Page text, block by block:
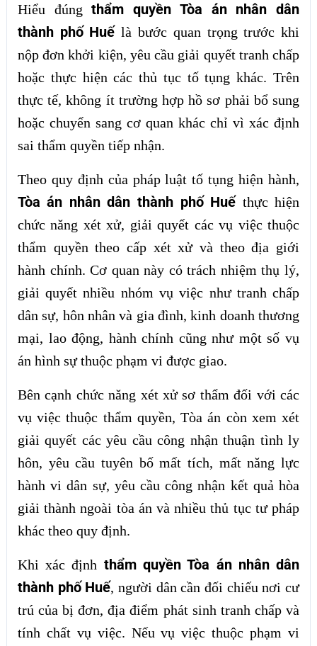
Hiểu đúngthẩm quyền Tòa án nhân dân
thành phố Huế là bước quan trọng trước khi
nộp đơn khởi kiện, yêu cầu giải quyết tranh chấp
hoặc thực hiện các thủ tục tố tụng khác. Trên
thực tế, không ít trường hợp hồ sơ phải bổ sung
hoặc chuyển sang cơ quan khác chỉ vì xác định
sai thẩm quyền tiếp nhận.
Theo quy định của pháp luật tố tụng hiện hành,
Tòa án nhân dân thành phố Huế thực hiện
chức năng xét xử, giải quyết các vụ việc thuộc
thẩm quyền theo cấp xét xử và theo địa giới
hành chính. Cơ quan này có trách nhiệm thụ lý,
giải quyết nhiều nhóm vụ việc như tranh chấp
dân sự, hôn nhân và gia đình, kinh doanh thương
mại, lao động, hành chính cũng như một số vụ
án hình sự thuộc phạm vi được giao.
Bên cạnh chức năng xét xử sơ thẩm đối với các
vụ việc thuộc thẩm quyền, Tòa án còn xem xét
giải quyết các yêu cầu công nhận thuận tình ly
hôn, yêu cầu tuyên bố mất tích, mất năng lực
hành vi dân sự, yêu cầu công nhận kết quả hòa
giải thành ngoài tòa án và nhiều thủ tục tư pháp
khác theo quy định.
Khi xác định thẩm quyền Tòa án nhân dân
thành phố Huế, người dân cần đối chiếu nơi cư
trú của bị đơn, địa điểm phát sinh tranh chấp và
tính chất vụ việc. Nếu vụ việc thuộc phạm vi